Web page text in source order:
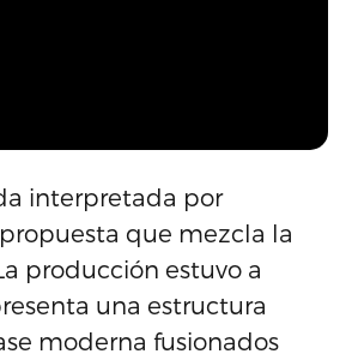
interpretada por
que mezcla la
producción estuvo a
una estructura
moderna fusionados